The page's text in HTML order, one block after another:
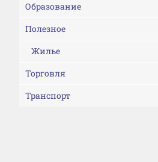
Образование
Полезное
Жилье
Торговля
Транспорт